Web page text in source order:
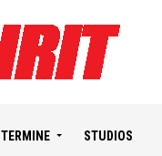
TERMINE STUDIOS